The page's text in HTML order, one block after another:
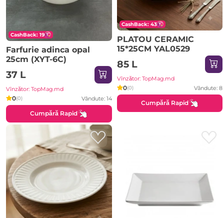
CashBack: 19
Farfurie adinca opal
25cm (XYT-6C)
37 L
Vînzător: TopMag.md
0(0) Vândute: 14
Cumpără Rapid
CashBack: 43
PLATOU CERAMIC
15*25CM YAL0529
85 L
Vînzător: TopMag.md
0(0) Vândute: 8
Cumpără Rapid